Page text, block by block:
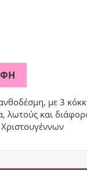
με 3
λωτούς και